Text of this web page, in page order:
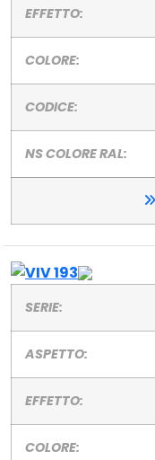
EFFETTO:
COLORE:
CODICE:
NS COLORE RAL:
SERIE:
ASPETTO:
EFFETTO:
COLORE: